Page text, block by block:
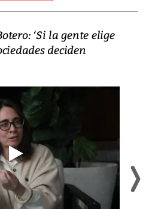
‘Si la gente elige
deciden